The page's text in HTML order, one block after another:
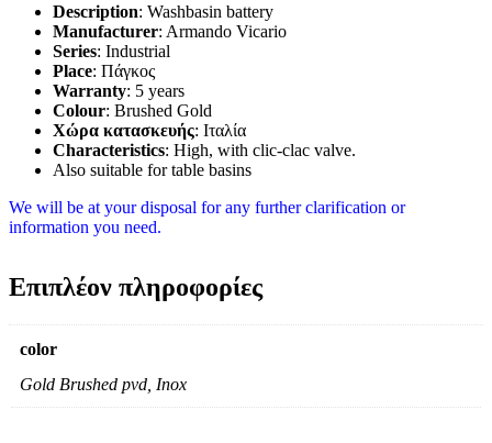
Description: Washbasin battery
Manufacturer: Armando Vicario
Series: Industrial
Place: Πάγκος
Warranty: 5 years
Colour: Brushed Gold
Xώρα κατασκευής: Ιταλία
Characteristics: High, with clic-clac valve.
Also suitable for table basins
We will be at your disposal for any further clarification or
information you need.
Επιπλέον πληροφορίες
color
Gold Brushed pvd, Inox